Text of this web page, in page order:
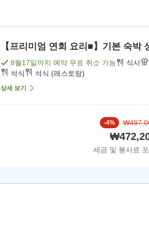
【프리미엄 연회 요리■】기본 숙박
8월17일까지 예약 무료 취소 가능 식사
석식
석식 (레스토랑)
상세 보기
-4%
세금 및 봉사료